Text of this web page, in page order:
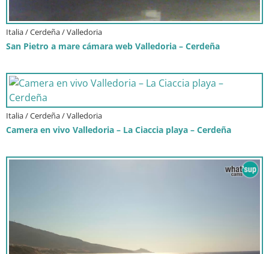
Italia / Cerdeña / Valledoria
San Pietro a mare cámara web Valledoria – Cerdeña
Italia / Cerdeña / Valledoria
Camera en vivo Valledoria – La Ciaccia playa – Cerdeña